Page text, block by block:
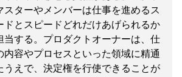
スターやメンバーは仕事を進めるス
ドとスピードどれだけあげられるか
当する。プロダクトオーナーは、仕
内容やプロセスといった領域に精通
うえで、決定権を行使できることが